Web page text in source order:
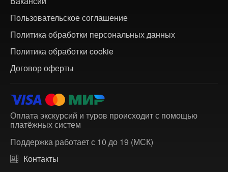
Пользовательское соглашение
Политика обработки персональных данных
Политика обработки cookie
Договор оферты
Оплата экскурсий и туров происходит с помощью
платёжных систем
Поддержка работает с 10 до 19 (МСК)
Контакты